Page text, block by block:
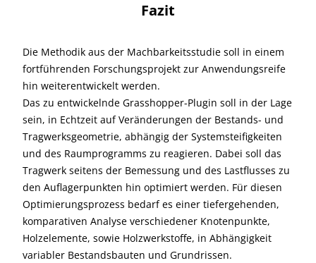
Fazit
Die Methodik aus der Machbarkeitsstudie soll in einem
fortführenden Forschungsprojekt zur Anwendungsreife
hin weiterentwickelt werden.
Das zu entwickelnde Grasshopper-Plugin soll in der Lage
sein, in Echtzeit auf Veränderungen der Bestands- und
Tragwerksgeometrie, abhängig der Systemsteifigkeiten
und des Raumprogramms zu reagieren. Dabei soll das
Tragwerk seitens der Bemessung und des Lastflusses zu
den Auflagerpunkten hin optimiert werden. Für diesen
Optimierungsprozess bedarf es einer tiefergehenden,
komparativen Analyse verschiedener Knotenpunkte,
Holzelemente, sowie Holzwerkstoffe, in Abhängigkeit
variabler Bestandsbauten und Grundrissen.